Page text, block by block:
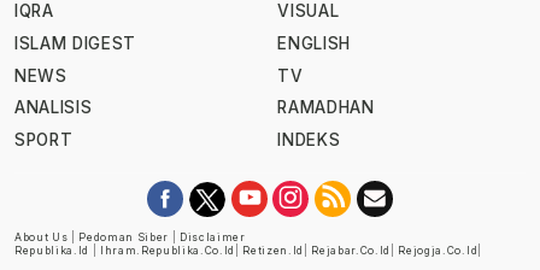
IQRA
ISLAM DIGEST
NEWS
ANALISIS
SPORT
VISUAL
ENGLISH
TV
RAMADHAN
INDEKS
About Us Pedoman Siber
Disclaimer
Republika.id
Ihram.republika.co.id Retizen.id Rejabar.co.id Rejogja.co.id